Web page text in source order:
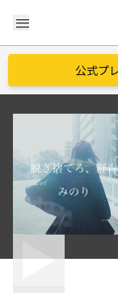
menu
公式プ